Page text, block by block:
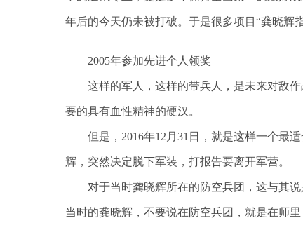
年后的今天仍未被打破。于是很多项目“龚晓辉
2005年参加先进个人领奖
这样的军人，这样的带兵人，是未来对敌
要的具有血性精神的硬汉。
但是，2016年12月31日，就是这样一个最
辉，突然决定脱下军装，打报告要离开军营。
对于当时龚晓辉所在的防空兵团，这与其
当时的龚晓辉，不要说在防空兵团，就是在师